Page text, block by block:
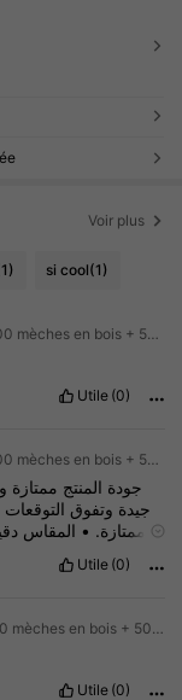
Voir plus
si cool(1)
Utile (0)
جودة المنتج ممتازة
جيدة وتفوق التوقعات
ممتازة. • المقاس
•قيمةممتازةUtile (0)
Utile (0)